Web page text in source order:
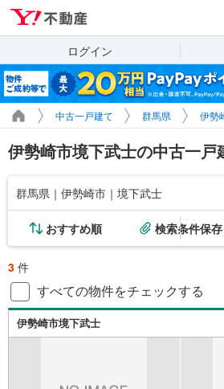
ログイン
中古一戸建て 群馬県 伊勢
伊勢崎市境下武士の中古一戸
群馬県｜伊勢崎市｜境下武士
おすすめ順 検索条件保存
3 件
すべての物件をチェックする
伊勢崎市境下武士